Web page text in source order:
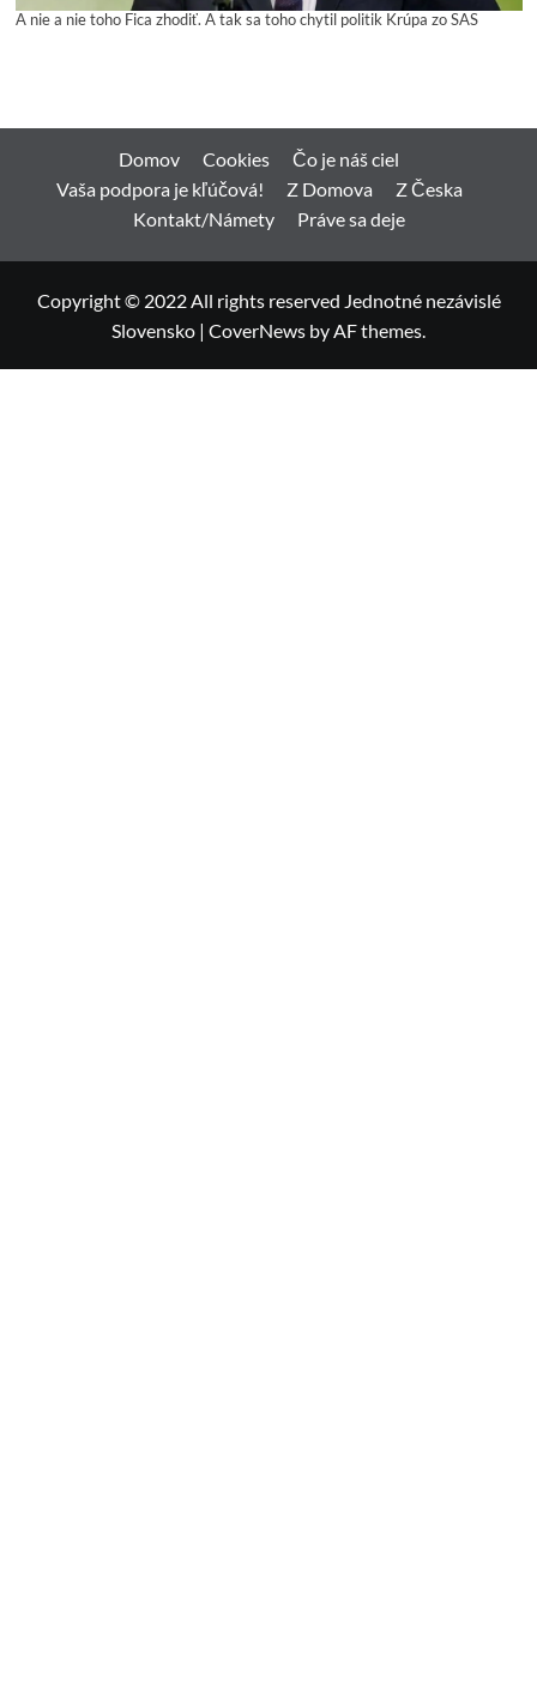
A nie a nie toho Fica zhodiť. A tak sa toho chytil politik Krúpa zo SAS
Domov Cookies
Čo je náš ciel
Vaša podpora je kľúčová!
Z Domova
Z Česka
Kontakt/Námety
Práve sa deje
Copyright © 2022 All rights reserved Jednotné nezávislé
Slovensko | CoverNews by AF themes.